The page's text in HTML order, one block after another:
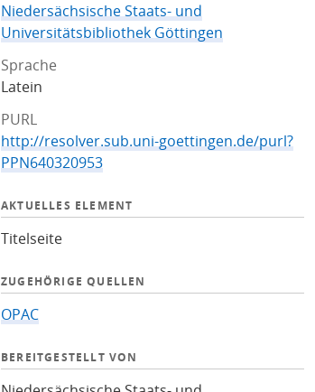
Niedersächsische Staats- und
Universitätsbibliothek Göttingen
Sprache
Latein
PURL
http://resolver.sub.uni-goettingen.de/purl?
PPN640320953
AKTUELLES ELEMENT
Titelseite
ZUGEHÖRIGE QUELLEN
OPAC
BEREITGESTELLT VON